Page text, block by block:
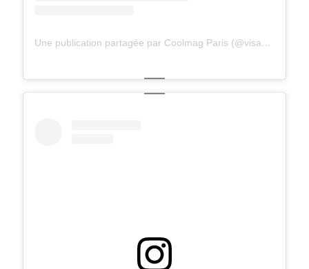
Une publication partagée par Coolmag Paris (@visagesdeparis)